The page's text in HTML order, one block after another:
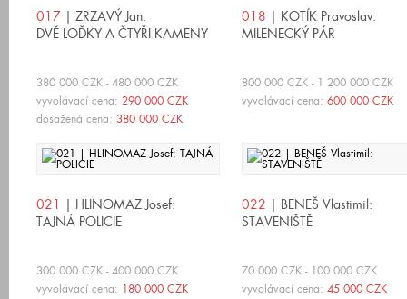
017 | ZRZAVÝ Jan:
DVĚ LOĎKY A ČTYŘI KAMENY
380 000 CZK - 480 000 CZK
vyvolávací cena: 290 000 CZK
dosažená cena: 380 000 CZK
018 | KOTÍK Pravoslav:
MILENECKÝ PÁR
800 000 CZK - 1 200 000 CZK
vyvolávací cena: 600 000 CZK
021 | HLINOMAZ Josef:
TAJNÁ POLICIE
300 000 CZK - 400 000 CZK
vyvolávací cena: 180 000 CZK
022 | BENEŠ Vlastimil:
STAVENIŠTĚ
70 000 CZK - 100 000 CZK
vyvolávací cena: 45 000 CZK